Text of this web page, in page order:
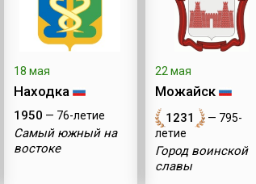
18 мая
Находка
1950 — 76-летие
Самый южный на
востоке
22 мая
Можайск
1231
— 795-
летие
Город воинской
славы